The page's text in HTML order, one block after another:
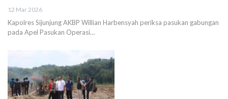
12 Mar 2026
Kapolres Sijunjung AKBP Willian Harbensyah periksa pasukan gabungan
pada Apel Pasukan Operasi…